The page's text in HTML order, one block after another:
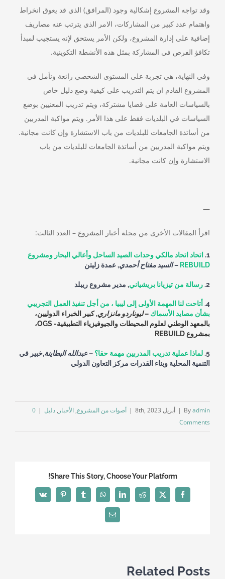
وقد تواجه المشروع إشكالية وجود (المرافق) الذي قد يعوق انخراط
واهتمام عدد كبير من المشاركات، الامر الذي يترتب عنه مصاريف
إضافية على إدارة المشروع، ولكن الأمر يستحق لإنه يستجيب لمبدأ
تكافؤ الفرص في المشاركة بمثل هذه الأنشطة التكوينية.
وفي النهاية، هي تجربة على المستوى الشخصي رائعة ونأمل في
المشروع القادم ان يتم التدريب على كيفية وضع دليل خاص
بالسياسات العامة على قضايا مشتركة، ويتم تدريب المعنيين بوضع
السياسات في البلديات فقط على هذا الأمر. ويتم مواكبة المدربين
من أساتذة الجامعات للبلديات من باب الاستشارة وإن كانت مجانية.
ويتم مواكبة المدربين من أساتذة الجامعات للبلديات من باب
الاستشارة وإن كانت مجانية.
—
اقرأ المقالات الأخرى من مجلة أخبار المشروع – العدد الثالث:
1.
اتحاد اتحاد مالكي وحدات الصيد الساحل وأعالي البحار ومشروع
REBUILD
–السيد مفتاح أحمدي, عمدة زليتن
2. رسالة من تيزيانا بريشياني, مدير مشروع ريبلد
4.
أتاحت لنا المهمة الأولى إلى ليبيا ، من أجل تنفيذ العمل التجريبي
بشأن مصايد الأسماك –ليوناردو مانزاري,كبير الخبراء الدوليين،
بالمعهد الوطني لعلوم المحيطات والجيوفيزياء التطبيقية- OGS،
بمشروع REBUILD
5. لماذا عملية تدريب المدربين مهمة حقا؟ –عبدالله البطاينة,خبير في
التنمية المحلية وبناء القدرات مركز التعاون الدولي
Byadmin
| أبريل 8th, 2023 | أصوات من المشروع,الأخبار ,دليل |
0
Comments
Share This Story, Choose Your Platform!
Facebook
X
Reddit
LinkedIn
WhatsApp
Tumblr
Pinterest
Vk
Email
Related Posts